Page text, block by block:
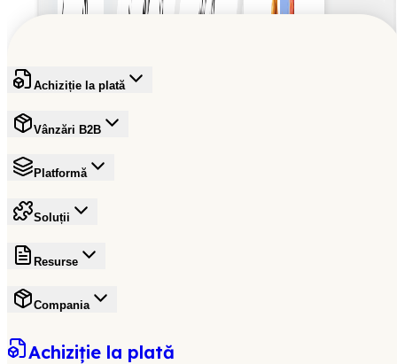
Înscrieți-vă gratuit
Achiziție la plată
Vânzări B2B
Platformă
Soluții
Resurse
Compania
Achiziție la plată